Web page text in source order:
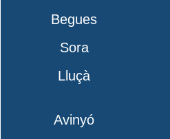
Begues
Sora
Lluçà
Avinyó